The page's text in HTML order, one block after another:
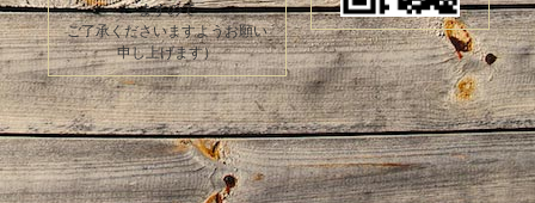
ますので
ご了承くださいますようお願い
申し上げます）